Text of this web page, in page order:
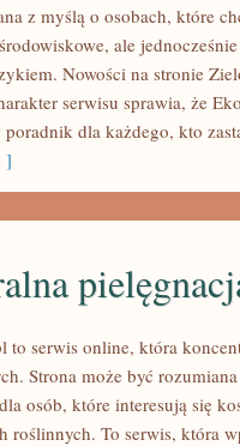
z myślą o osobach, które
ale
Nowości na stronie
serwisu sprawia, że
dla każdego, kto
]
to serwis online, która
Strona może być
osób, które interesują się
roślinnych. To serwis, która